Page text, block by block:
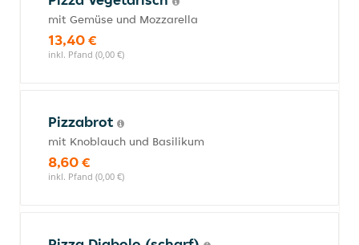
mit Gemüse und Mozzarella
13,40 €
inkl. Pfand (0,00 €)
Pizzabrot
mit Knoblauch und Basilikum
8,60 €
inkl. Pfand (0,00 €)